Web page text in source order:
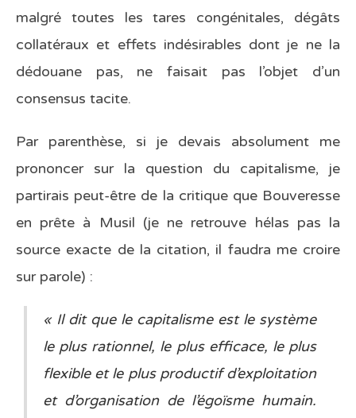
malgré toutes les tares congénitales, dégâts
collatéraux et effets indésirables dont je ne la
dédouane pas, ne faisait pas l’objet d’un
consensus tacite.
Par parenthèse, si je devais absolument me
prononcer sur la question du capitalisme, je
partirais peut-être de la critique que Bouveresse
en prête à Musil (je ne retrouve hélas pas la
source exacte de la citation, il faudra me croire
sur parole) :
« Il dit que le capitalisme est le système
le plus rationnel, le plus efficace, le plus
flexible et le plus productif d’exploitation
et d’organisation de l’égoïsme humain.